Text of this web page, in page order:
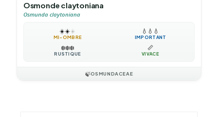
Osmonde claytoniana
Osmunda claytoniana
☀️☀️☀️
MI-OMBRE
💧 💧 💧
IMPORTANT
❄️❄️❄️
RUSTIQUE
📏
VIVACE
🍃OSMUNDACEAE